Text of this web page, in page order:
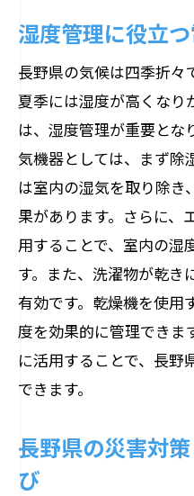
気機器
地元企業のニー
定方法
長野県の気候
の選び方
災害対策とし
長野県の産業
選び方
電気機器の専門家
選び方
専門家が推奨
長野県の気候
湿度管理に役立
長野県の気候は四季折々
夏季には湿度が高くなり
は、湿度管理が重要とな
気機器としては、まず除
は室内の湿気を取り除
果があります。さらに、
用することで、室内の湿
す。また、洗濯物が乾き
有効です。乾燥機を使用
度を効果的に管理できま
に活用することで、長野
できます。
長野県の災害対
び